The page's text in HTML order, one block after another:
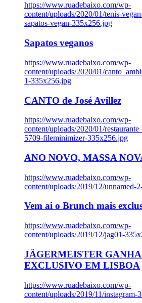
https://www.ruadebaixo.com/wp-
content/uploads/2020/01/tenis-
sapatos-vegan-335x256.jpg
Sapatos veganos
https://www.ruadebaixo.com/wp-
content/uploads/2020/01/
1-335x256.jpg
CANTO de José Avillez
https://www.ruadebaixo.com/wp-
content/uploads/2020/01/
5709-fileminimizer-335x256.jpg
ANO NOVO, MASSA
https://www.ruadebaixo.com/wp-
content/uploads/2019/12/unnamed-
Vem ai o Brunch mais
https://www.ruadebaixo.com/wp-
content/uploads/2019/12/jag01-
JÄGERMEISTER
EXCLUSIVO EM LISBOA
https://www.ruadebaixo.com/wp-
content/uploads/2019/11/instagram-